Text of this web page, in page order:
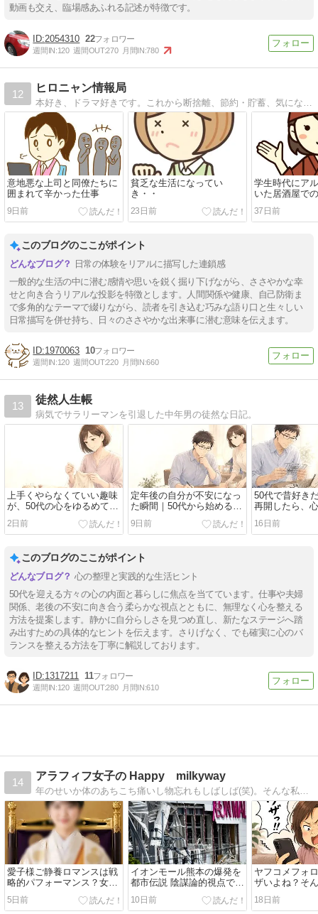
動画も交え、臨場感あふれる記述が特徴です。
2054310 22
週間IN:120 週間OUT:270 月間IN:780
12
ヒロニャン情報局
意地悪な上司と同僚たちに
囲まれて辛かった仕事
9日前
貧乏な生活になってい
き・・
23日前
学生時代にア
いた居酒屋で
37日前
このブログのここがポイント
日常の体験をリアルに描写した連鎖感
一般的な生活の中に潜む感情や思いを鋭く掘り下げながら、ささやかな幸
せと向き合うリアルな投影を特徴とします。人間関係や健康、自己防衛ま
で多角的なテーマで綴りながら、読者を引き込む巧みな語り口と生々しい
日常描写を併せ持ち、日々のささやかな出来事に潜む意味を伝えます。
1970063 10
週間IN:120 週間OUT:220 月間IN:660
13
徒然人生帳
病気でサラリーマンを引退した中年男の徒然な日記。
上手くやらなくていい趣味
が、50代の心をゆるめてく
れる理由
2日前
定年後の自分が不安になっ
た瞬間｜50代から始める人
生の整え方
9日前
50代で昔好き
再開したら、
ってきた
16日前
このブログのここがポイント
心の整理と実践的な生活ヒント
50代を迎える方々の心の内面と暮らしに焦点を当てています。仕事や夫婦
関係、老後の不安に向き合う柔らかな視点とともに、無理なく心を整える
方法を提案します。静かに自分らしさを見つめ直し、新たなステージへ踏
み出すための具体的なヒントを伝えます。さりげなく、でも確実に心のバ
ランスを整える方法を丁寧に解説しております。
1317211 11
週間IN:120 週間OUT:280 月間IN:610
14
アラフィフ女子の Happy milkyway
年のせいか体のあちこち痛いし物忘れもしばしば(笑)。そんな私たちアラフィフ世代が少しでも元気に！ハッピーになれるような話題やグッズをお伝えしてまいります。
愛子様ご静養ロマンスは戦
略的パフォーマンス？女性
天皇誕生を決して諦めない
勢力の作戦と見抜こう★
5日前
イオンモール熊本の爆発を
都市伝説 陰謀論的視点で深
読みしてみた…
10日前
ヤフコメフォ
ザいよね？そ
を一瞬で幸運
を伝授するの
18日前